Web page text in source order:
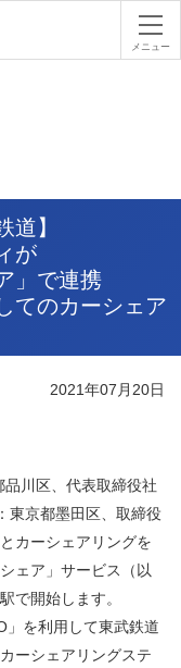
パーク２
メニュー
道】
が
」で連携
てのカーシェア
2021年07月20日
品川区、代表取締役社
東京都墨田区、取締役
カーシェアリングを
ェア」サービス（以
で開始します。
」を利用して東武鉄道
ーシェアリングステ